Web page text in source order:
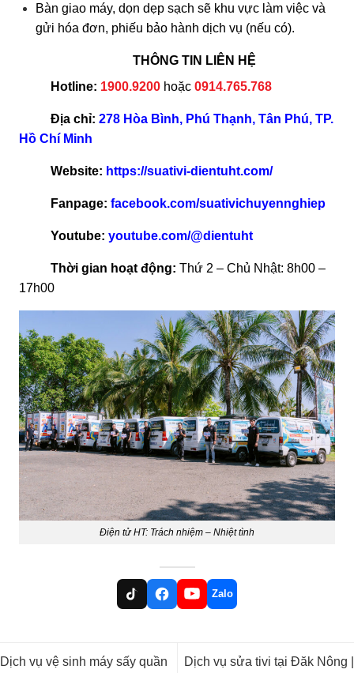
Bàn giao máy, dọn dẹp sạch sẽ khu vực làm việc và
gửi hóa đơn, phiếu bảo hành dịch vụ (nếu có).
THÔNG TIN LIÊN HỆ
Hotline: 1900.9200 hoặc 0914.765.768
Địa chỉ: 278 Hòa Bình, Phú Thạnh, Tân Phú, TP.
Hồ Chí Minh
Website: https://suativi-dientuht.com/
Fanpage: facebook.com/suativichuyennghiep
Youtube: youtube.com/@dientuht
Thời gian hoạt động: Thứ 2 – Chủ Nhật: 8h00 –
17h00
Điện tử HT: Trách nhiệm – Nhiệt tình
Zalo
Dịch vụ vệ sinh máy sấy quần
Dịch vụ sửa tivi tại Đăk Nông |